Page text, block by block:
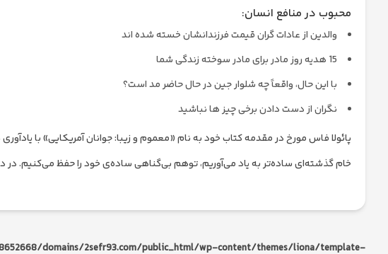
محبوب در منافع انسان:
والدین از عادات گران قیمت فرزندانشان خسته شده اند
15 هدیه روز مادر برای مادر سوخته زندگی شما
با این حال، واقعاً چه شلوار جین در حال حاضر مد است؟
نگران از دست دادن برخی چیز ها نباشید
پائولا فاس مورخ در مقدمه کتاب خود به نام «معموم و زیبا: جوانان آمریکایی» با
خام گذشته‌ای ساده‌تر به یاد می‌آوریم، توهم بی‌گناهی ساده‌ی خود را حفظ می‌کنیم. در دهه
domains/2sefr93.com/public_html/wp-content/themes/liona/template-